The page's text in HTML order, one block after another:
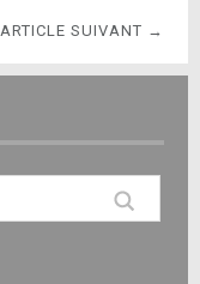
ARTICLE SUIVANT →